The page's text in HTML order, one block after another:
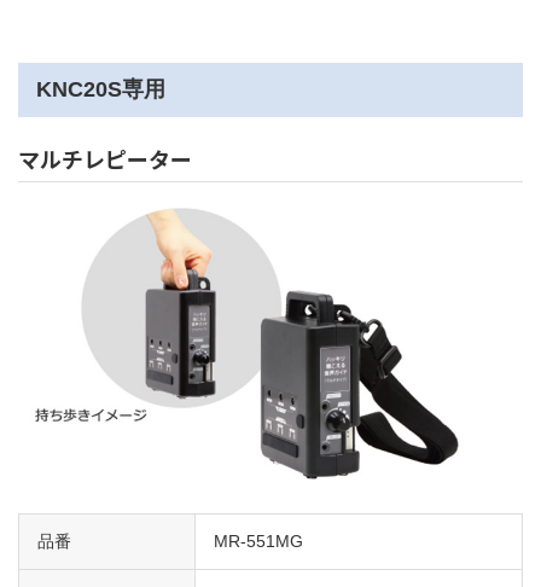
KNC20S専用
マルチレピーター
品番 MR-551MG